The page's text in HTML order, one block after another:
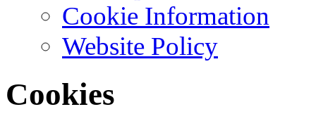
Cookie Information
Website Policy
Cookies